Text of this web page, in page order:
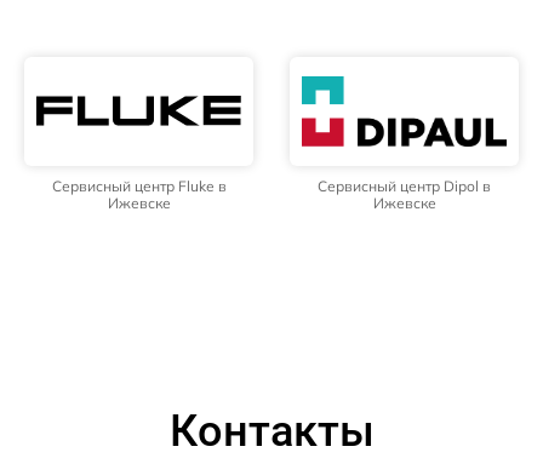
Сервисный центр Fluke в
Ижевске
Сервисный центр Dipol в
Ижевске
Контакты